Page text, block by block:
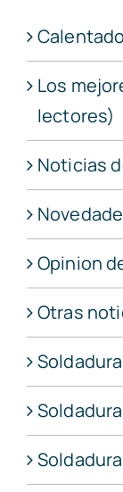
Los
lectores)
Noticias
Opinion
Otras